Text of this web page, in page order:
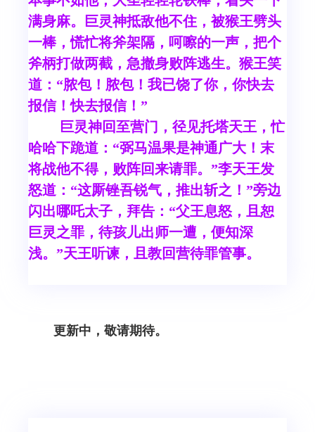
满身麻。巨灵神抵敌他不住，被猴王劈头
一棒，慌忙将斧架隔，呵嚓的一声，把个
斧柄打做两截，急撤身败阵逃生。猴王笑
道：“脓包！脓包！我已饶了你，你快去
报信！快去报信！”
巨灵神回至营门，径见托塔天王，忙
哈哈下跪道：“弼马温果是神通广大！末
将战他不得，败阵回来请罪。”李天王发
怒道：“这厮锉吾锐气，推出斩之！”旁边
闪出哪吒太子，拜告：“父王息怒，且恕
巨灵之罪，待孩儿出师一遭，便知深
浅。”天王听谏，且教回营待罪管事。
更新中，敬请期待。